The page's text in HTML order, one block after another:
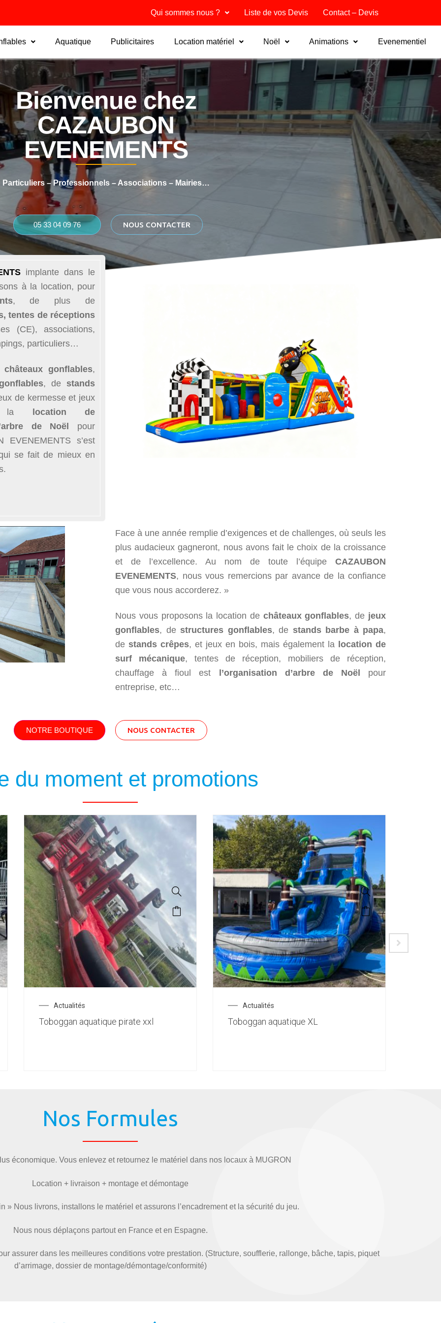
Qui sommes nous ? Liste de vos Devis Contact – Devis
Aquatique Publicitaires Location matériel Noël Animations Evenementiel
Bienvenue chez
CAZAUBON
EVENEMENTS
Particuliers – Professionnels – Associations – Mairies…
05 33 04 09 76 NOUS CONTACTER
implante dans le
à la location, pour
, de plus de
tentes de réceptions
(CE), associations,
particuliers…
châteaux gonflables,
, de stands
de kermesse et jeux
la location de
de Noël pour
EVENEMENTS s’est
se fait de mieux en
Face à une année remplie d’exigences et de challenges, où seuls les
plus audacieux gagneront, nous avons fait le choix de la croissance
et de l’excellence. Au nom de toute l’équipe CAZAUBON
EVENEMENTS, nous vous remercions par avance de la confiance
que vous nous accorderez. »
Nous vous proposons la location de châteaux gonflables, de jeux
gonflables, de structures gonflables, de stands barbe à papa,
de stands crêpes, et jeux en bois, mais également la location de
surf
mécanique, tentes de réception, mobiliers de réception,
chauffage à fioul est l’organisation d’arbre de Noël pour
entreprise, etc…
NOTRE BOUTIQUE NOUS CONTACTER
du moment et promotions
Actualités
Toboggan aquatique pirate xxl
Actualités
Toboggan aquatique XL
Nos Formules
économique. Vous enlevez et retournez le matériel dans nos locaux à MUGRON
Location + livraison + montage et démontage
» Nous livrons, installons le matériel et assurons l’encadrement et la sécurité du jeu.
Nous nous déplaçons partout en France et en Espagne.
assurer dans les meilleures conditions votre prestation. (Structure, soufflerie, rallonge, bâche, tapis, piquet
d’arrimage, dossier de montage/démontage/conformité)